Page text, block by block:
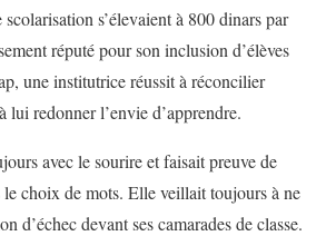
s’élevaient à 800 dinars par
réputé pour son inclusion d’élèves
une institutrice réussit à réconcilier
lui redonner l’envie d’apprendre.
avec le sourire et faisait preuve de
le choix de mots. Elle veillait toujours à ne
d’échec devant ses camarades de classe.